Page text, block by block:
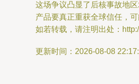
这场争议凸显了后核事故地
产品要真正重获全球信任，
如若转载，请注明出处：
更新时间：2026-08-08